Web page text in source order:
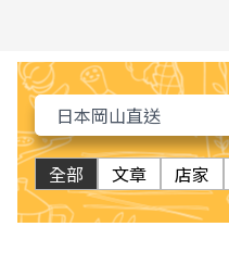
全部 文章 店家